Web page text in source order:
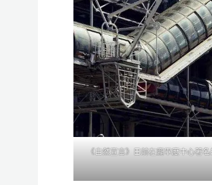
《自然宣言》日前在龐畢度中心著